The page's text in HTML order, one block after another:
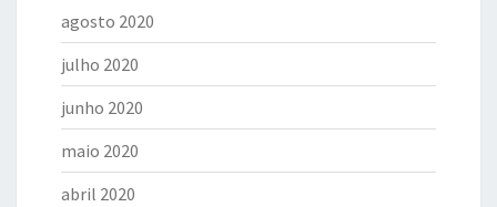
agosto 2020
julho 2020
junho 2020
maio 2020
abril 2020